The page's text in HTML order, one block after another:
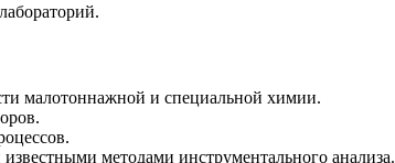
малотоннажной и специальной химии.
методами инструментального анализа.